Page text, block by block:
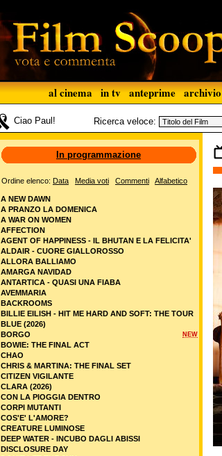
al cinema in tv anteprime archivio
Ciao Paul! Ricerca veloce:
In programmazione
Ordine elenco: Data Media voti Commenti Alfabetico
A NEW DAWN
A PRANZO LA DOMENICA
A WAR ON WOMEN
AFFECTION
AGENT OF HAPPINESS - IL BHUTAN E LA FELICITA'
ALDAIR - CUORE GIALLOROSSO
ALLORA BALLIAMO
AMARGA NAVIDAD
ANTARTICA - QUASI UNA FIABA
AVEMMARIA
BACKROOMS
BILLIE EILISH - HIT ME HARD AND SOFT: THE TOUR
BLUE (2026)
NEW
BORGO
BOWIE: THE FINAL ACT
CHAO
CHRIS & MARTINA: THE FINAL SET
CITIZEN VIGILANTE
CLARA (2026)
CON LA PIOGGIA DENTRO
CORPI MUTANTI
COS'E' L'AMORE?
CREATURE LUMINOSE
DEEP WATER - INCUBO DAGLI ABISSI
DISCLOSURE DAY